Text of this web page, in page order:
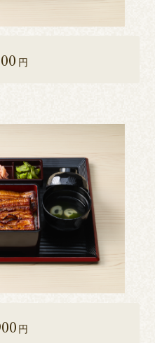
円
円